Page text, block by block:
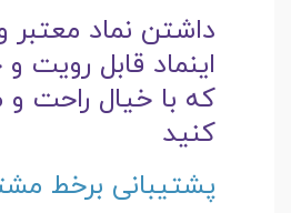
داشتن نماد معتبر
اینماد قابل رویت
که با خیال راحت و
کنید
پشتیبانی برخط